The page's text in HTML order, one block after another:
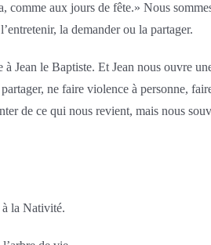
comme aux jours de fête.» Nous
la demander ou la partager.
Jean le Baptiste. Et Jean nous ouvre
ne faire violence à personne,
de ce qui nous revient, mais nous
la Nativité.